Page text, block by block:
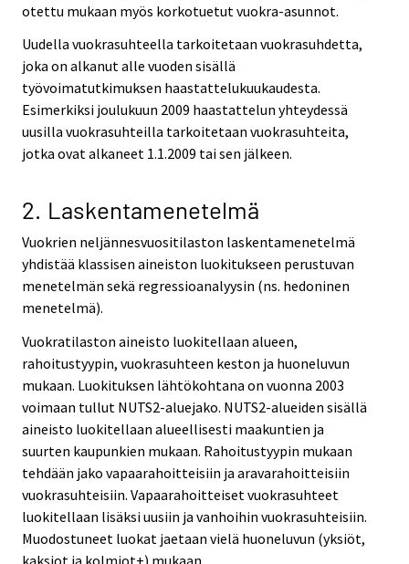
otettu mukaan myös korkotuetut vuokra-asunnot.
Uudella vuokrasuhteella tarkoitetaan vuokrasuhdetta,
joka on alkanut alle vuoden sisällä
työvoimatutkimuksen haastattelukuukaudesta.
Esimerkiksi joulukuun 2009 haastattelun yhteydessä
uusilla vuokrasuhteilla tarkoitetaan vuokrasuhteita,
jotka ovat alkaneet 1.1.2009 tai sen jälkeen.
2. Laskentamenetelmä
Vuokrien neljännesvuositilaston laskentamenetelmä
yhdistää klassisen aineiston luokitukseen perustuvan
menetelmän sekä regressioanalyysin (ns. hedoninen
menetelmä).
Vuokratilaston aineisto luokitellaan alueen,
rahoitustyypin, vuokrasuhteen keston ja huoneluvun
mukaan. Luokituksen lähtökohtana on vuonna 2003
voimaan tullut NUTS2-aluejako. NUTS2-alueiden sisällä
aineisto luokitellaan alueellisesti maakuntien ja
suurten kaupunkien mukaan. Rahoitustyypin mukaan
tehdään jako vapaarahoitteisiin ja aravarahoitteisiin
vuokrasuhteisiin. Vapaarahoitteiset vuokrasuhteet
luokitellaan lisäksi uusiin ja vanhoihin vuokrasuhteisiin.
Muodostuneet luokat jaetaan vielä huoneluvun (yksiöt,
kaksiot ja kolmiot+) mukaan.